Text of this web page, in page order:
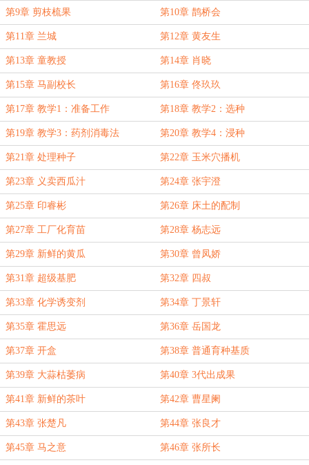
第9章 剪枝梳果 第10章 鹊桥会
第11章 兰城 第12章 黄友生
第13章 童教授 第14章 肖晓
第15章 马副校长 第16章 佟玖玖
第17章 教学1：准备工作 第18章 教学2：选种
第19章 教学3：药剂消毒法 第20章 教学4：浸种
第21章 处理种子 第22章 玉米穴播机
第23章 义卖西瓜汁 第24章 张宇澄
第25章 印睿彬 第26章 床土的配制
第27章 工厂化育苗 第28章 杨志远
第29章 新鲜的黄瓜 第30章 曾凤娇
第31章 超级基肥 第32章 四叔
第33章 化学诱变剂 第34章 丁景轩
第35章 霍思远 第36章 岳国龙
第37章 开盒 第38章 普通育种基质
第39章 大蒜枯萎病 第40章 3代出成果
第41章 新鲜的茶叶 第42章 曹星阑
第43章 张楚凡 第44章 张良才
第45章 马之意 第46章 张所长